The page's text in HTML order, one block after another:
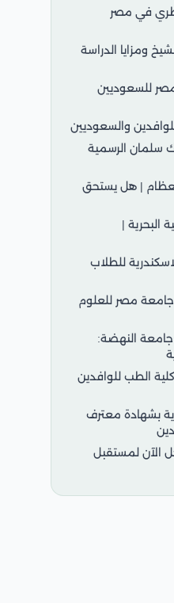
في مصر
ومزايا الدراسة
للسعوديين
والسعوديين
سلمان الرسمية
| هل يستحق
البحرية |
للطلاب
مصر للعلوم
النهضة:
الطب للوافدين
بشهادة معترف
الآن لمستقبل